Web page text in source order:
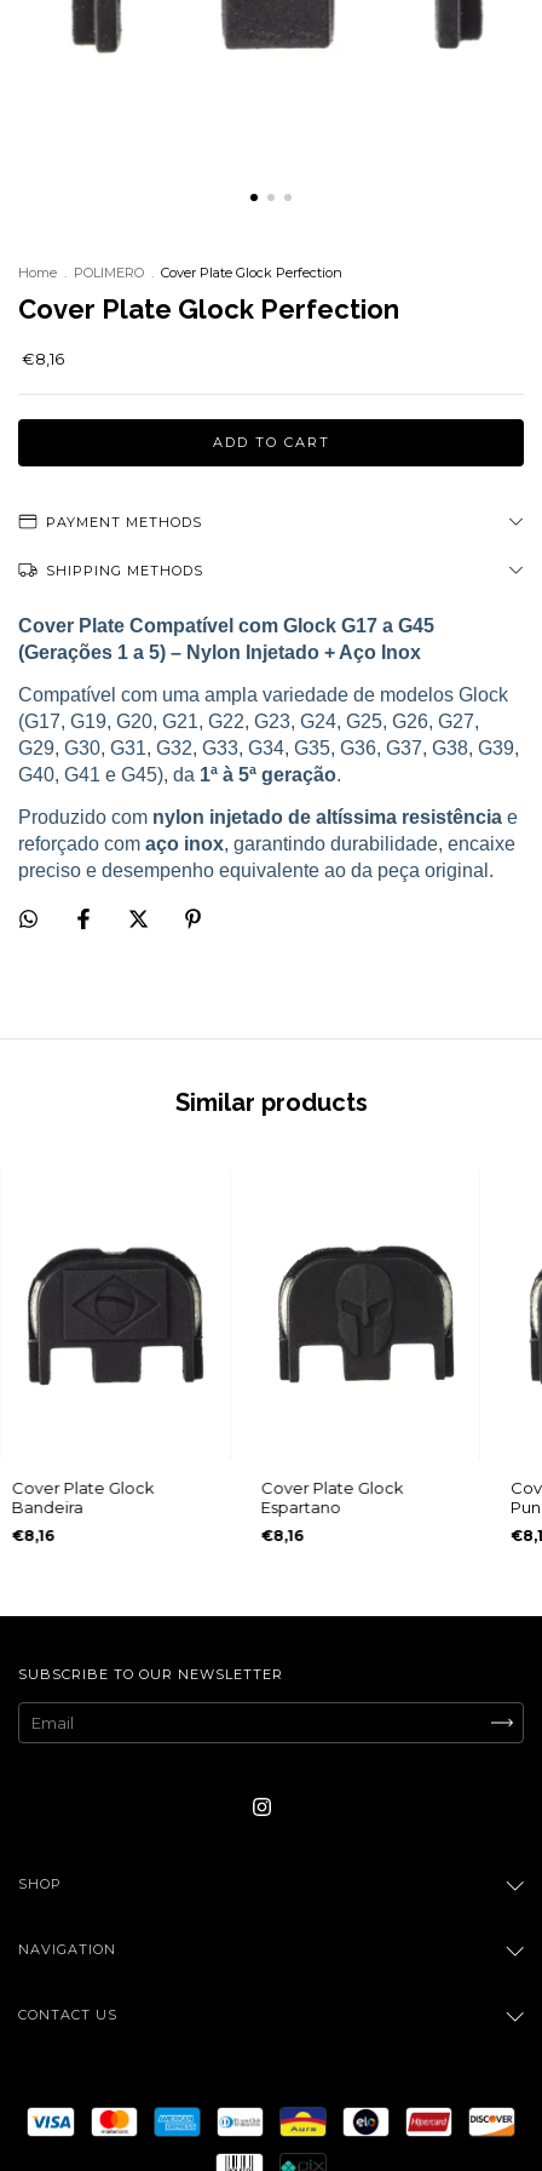
Home . POLIMERO . Cover Plate Glock Perfection
Cover Plate Glock Perfection
€8,16
PAYMENT METHODS
SHIPPING METHODS
Cover Plate Compatível com Glock G17 a G45
(Gerações 1 a 5) – Nylon Injetado + Aço Inox
Compatível com uma ampla variedade de modelos Glock
(G17, G19, G20, G21, G22, G23, G24, G25, G26, G27,
G29, G30, G31, G32, G33, G34, G35, G36, G37, G38, G39,
G40, G41 e G45), da 1ª à 5ª geração.
Produzido com nylon injetado de altíssima resistência e
reforçado com aço inox, garantindo durabilidade, encaixe
preciso e desempenho equivalente ao da peça original.
Similar products
Cover Plate Glock
Bandeira
€8,16
Cover Plate Glock
Espartano
€8,16
SUBSCRIBE TO OUR NEWSLETTER
SHOP
NAVIGATION
CONTACT US